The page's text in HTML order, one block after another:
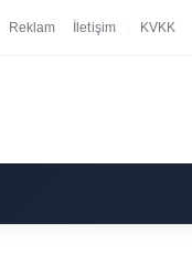
Reklam İletişim KVKK